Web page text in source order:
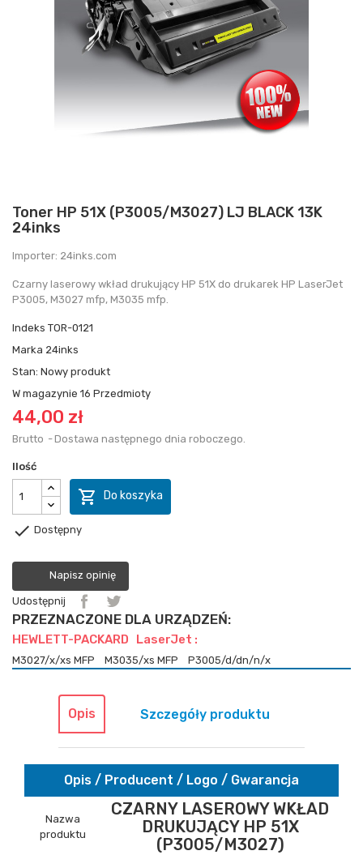
Toner HP 51X (P3005/M3027) LJ BLACK 13K
24inks
Importer: 24inks.com
Czarny laserowy wkład drukujący HP 51X do drukarek HP LaserJe t
P3005, M3027 mfp, M3035 mfp.
Indeks TOR-0121
Marka 24inks
Stan: Nowy produkt
W magazynie 16 Przedmioty
44,00 zł
Brutto Dostawa następnego dnia roboczego.
Ilość
 Do koszyka
 Dostępny
Napisz opinię
Udostępnij
PRZEZNACZONE DLA URZĄDZEŃ:
HEWLETT-PACKARD LaserJet :
M3027/x/xs MFP M3035/xs MFP P3005/d/dn/n/x
Opis Szczegóły produktu
Opis / Producent / Logo / Gwarancja
Nazwa
produktu
CZARNY LASEROWY WKŁAD
DRUKUJĄCY HP 51X
(P3005/M3027)